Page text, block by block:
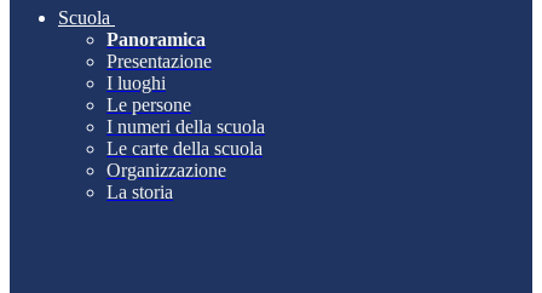
Scuola
Panoramica
Presentazione
I luoghi
Le persone
I numeri della scuola
Le carte della scuola
Organizzazione
La storia